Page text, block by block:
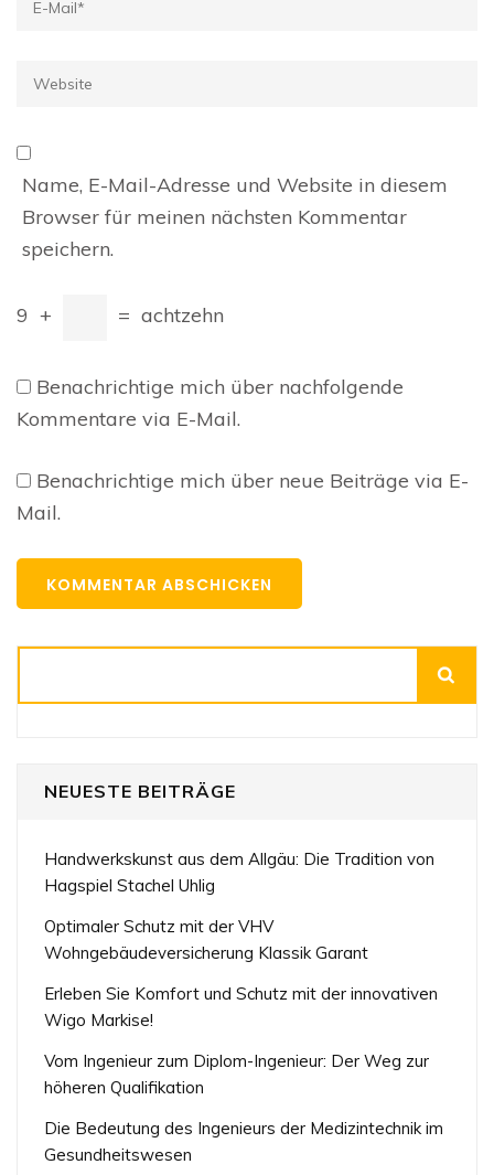
Website
Name, E-Mail-Adresse und Website in diesem
Browser für meinen nächsten Kommentar
speichern.
9 + = achtzehn
Benachrichtige mich über nachfolgende
Kommentare via E-Mail.
Benachrichtige mich über neue Beiträge via E-
Mail.
NEUESTE BEITRÄGE
Handwerkskunst aus dem Allgäu: Die Tradition von
Hagspiel Stachel Uhlig
Optimaler Schutz mit der VHV
Wohngebäudeversicherung Klassik Garant
Erleben Sie Komfort und Schutz mit der innovativen
Wigo Markise!
Vom Ingenieur zum Diplom-Ingenieur: Der Weg zur
höheren Qualifikation
Die Bedeutung des Ingenieurs der Medizintechnik im
Gesundheitswesen